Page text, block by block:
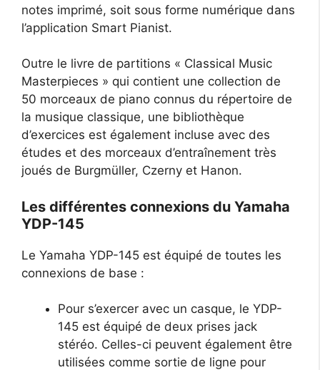
notes imprimé, soit sous forme numérique dans
l’application Smart Pianist.
Outre le livre de partitions « Classical Music
Masterpieces » qui contient une collection de
50 morceaux de piano connus du répertoire de
la musique classique, une bibliothèque
d’exercices est également incluse avec des
études et des morceaux d’entraînement très
joués de Burgmüller, Czerny et Hanon.
Les différentes connexions du Yamaha
YDP-145
Le Yamaha YDP-145 est équipé de toutes les
connexions de base :
Pour s’exercer avec un casque, le YDP-
145 est équipé de deux prises jack
stéréo. Celles-ci peuvent également être
utilisées comme sortie de ligne pour